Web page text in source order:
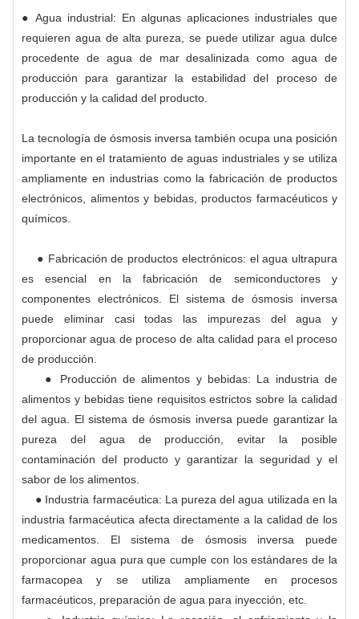
● Agua industrial: En algunas aplicaciones industriales que
requieren agua de alta pureza, se puede utilizar agua dulce
procedente de agua de mar desalinizada como agua de
producción para garantizar la estabilidad del proceso de
producción y la calidad del producto.
La tecnología de ósmosis inversa también ocupa una posición
importante en el tratamiento de aguas industriales y se utiliza
ampliamente en industrias como la fabricación de productos
electrónicos, alimentos y bebidas, productos farmacéuticos y
químicos.
● Fabricación de productos electrónicos: el agua ultrapura
es esencial en la fabricación de semiconductores y
componentes electrónicos. El sistema de ósmosis inversa
puede eliminar casi todas las impurezas del agua y
proporcionar agua de proceso de alta calidad para el proceso
de producción.
● Producción de alimentos y bebidas: La industria de
alimentos y bebidas tiene requisitos estrictos sobre la calidad
del agua. El sistema de ósmosis inversa puede garantizar la
pureza del agua de producción, evitar la posible
contaminación del producto y garantizar la seguridad y el
sabor de los alimentos.
● Industria farmacéutica: La pureza del agua utilizada en la
industria farmacéutica afecta directamente a la calidad de los
medicamentos. El sistema de ósmosis inversa puede
proporcionar agua pura que cumple con los estándares de la
farmacopea y se utiliza ampliamente en procesos
farmacéuticos, preparación de agua para inyección, etc.